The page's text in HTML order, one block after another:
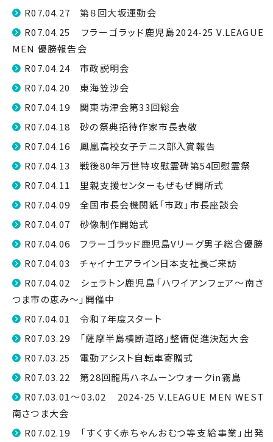
R07.04.27 第８回大坂運動会
R07.04.25 フラーゴラッド鹿児島2024-25 V.LEAGUE
MEN 優勝報告会
R07.04.24 市政説明会
R07.04.20 東海笠沙会
R07.04.19 関東坊津会第33回総会
R07.04.18 砂の祭典招待作家市長表敬
R07.04.16 鳳凰高校女子テニス部入賞報告
R07.04.13 戦後80年万世特攻慰霊碑第54回慰霊祭
R07.04.11 里親支援センターもぜもぜ開所式
R07.04.09 全国市長会機関紙「市政」市長座談会
R07.04.07 砂像制作開始式
R07.04.06 フラーゴラッド鹿児島Vリーグ男子総合優勝
R07.04.03 チャイナエアライン日本支社長ご来訪
R07.04.02 シェラトン鹿児島「ハワイアンフェア〜南さ
つま市の恵み〜」開催中
R07.04.01 令和７年度スタート
R07.03.29 「薩摩半島横断道路」整備促進決起大会
R07.03.25 電動アシスト自転車寄贈式
R07.03.22 第28回龍馬ハネムーンウォークin霧島
R07.03.01～03.02 2024-25 V.LEAGUE MEN WEST
南さつま大会
R07.02.19 「すくすく赤ちゃんおむつ等支給事業」出発